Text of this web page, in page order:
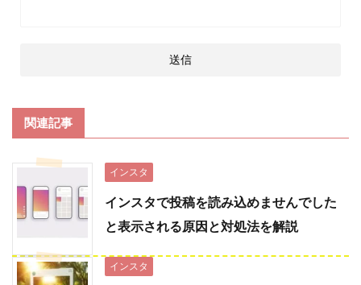
関連記事
インスタ
インスタで投稿を読み込めませんでした
と表示される原因と対処法を解説
インスタ